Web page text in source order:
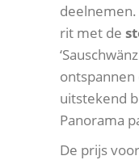
deelnemen.
rit met de
uitstekend
Panorama
De prijs